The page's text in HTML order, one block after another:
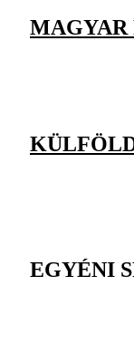
MAGYAR
EGYÉNI